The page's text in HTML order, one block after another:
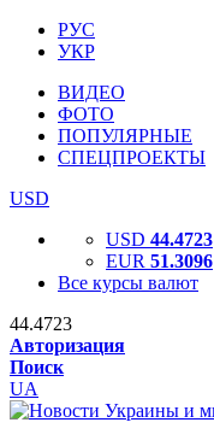
РУС
УКР
ВИДЕО
ФОТО
ПОПУЛЯРНЫЕ
СПЕЦПРОЕКТЫ
USD
USD 44.4723
EUR 51.3096
Все курсы валют
44.4723
Авторизация
Поиск
UA